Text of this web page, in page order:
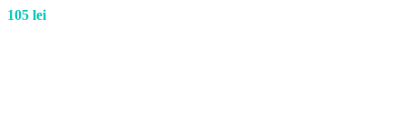
105 lei